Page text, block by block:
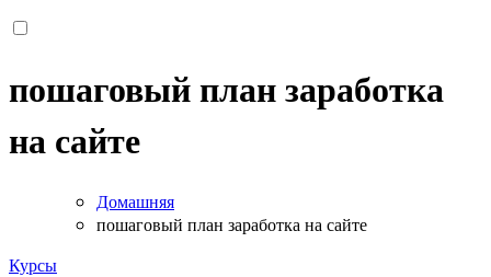
пошаговый план заработка
на сайте
Домашняя
пошаговый план заработка на сайте
Курсы